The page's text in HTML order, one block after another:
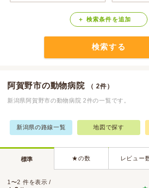
Calooペットとは？ 検索条件 を追加
検索する
阿賀野市の動物病院 （ 2件）
新潟県阿賀野市の動物病院 2件の一覧です。
新潟県の路線一覧 地図で探す
標準 ★の数 レビュー
1〜2 件を表示 /